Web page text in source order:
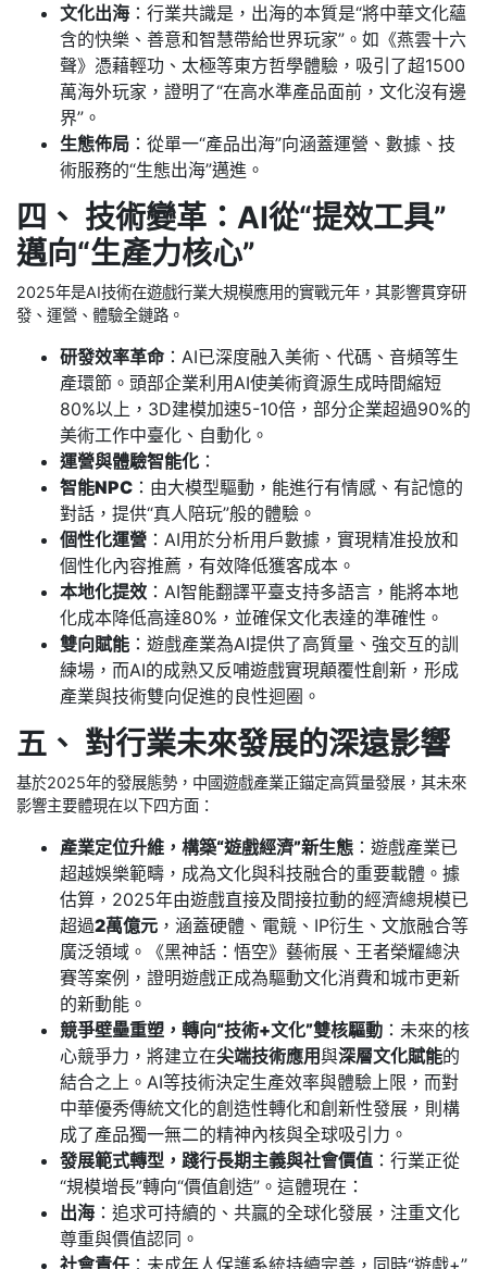
文化出海 ：行業共識是，出海的本質是“將中華文化蘊
含的快樂、善意和智慧帶給世界玩家”。如《燕雲十六
聲》憑藉輕功、太極等東方哲學體驗，吸引了超1500
萬海外玩家，證明了“在高水準產品面前，文化沒有邊
界”。
生態佈局 ：從單一“產品出海”向涵蓋運營、數據、技
術服務的“生態出海”邁進。
四、 技術變革：AI從“提效工具”
邁向“生產力核心”
2025年是AI技術在遊戲行業大規模應用的實戰元年，其影響貫穿研
發、運營、體驗全鏈路。
研發效率革命 ：AI已深度融入美術、代碼、音頻等生
產環節。頭部企業利用AI使美術資源生成時間縮短
80%以上，3D建模加速5-10倍，部分企業超過90%的
美術工作中臺化、自動化。
運營與體驗智能化 ：
智能NPC ：由大模型驅動，能進行有情感、有記憶的
對話，提供“真人陪玩”般的體驗。
個性化運營 ：AI用於分析用戶數據，實現精准投放和
個性化內容推薦，有效降低獲客成本。
本地化提效 ：AI智能翻譯平臺支持多語言，能將本地
化成本降低高達80%，並確保文化表達的準確性。
雙向賦能 ：遊戲產業為AI提供了高質量、強交互的訓
練場，而AI的成熟又反哺遊戲實現顛覆性創新，形成
產業與技術雙向促進的良性迴圈。
五、 對行業未來發展的深遠影響
基於2025年的發展態勢，中國遊戲產業正錨定高質量發展，其未來
影響主要體現在以下四方面：
產業定位升維，構築“遊戲經濟”新生態 ：遊戲產業已
超越娛樂範疇，成為文化與科技融合的重要載體。據
估算，2025年由遊戲直接及間接拉動的經濟總規模已
超過2萬億元 ，涵蓋硬體、電競、IP衍生、文旅融合等
廣泛領域。《黑神話：悟空》藝術展、王者榮耀總決
賽等案例，證明遊戲正成為驅動文化消費和城市更新
的新動能。
競爭壁壘重塑，轉向“技術+文化”雙核驅動 ：未來的核
心競爭力，將建立在尖端技術應用與深層文化賦能的
結合之上。AI等技術決定生產效率與體驗上限，而對
中華優秀傳統文化的創造性轉化和創新性發展，則構
成了產品獨一無二的精神內核與全球吸引力。
發展範式轉型，踐行長期主義與社會價值 ：行業正從
“規模增長”轉向“價值創造”。這體現在：
出海 ：追求可持續的、共贏的全球化發展，注重文化
尊重與價值認同。
社會責任 ：未成年人保護系統持續完善，同時“遊戲+”